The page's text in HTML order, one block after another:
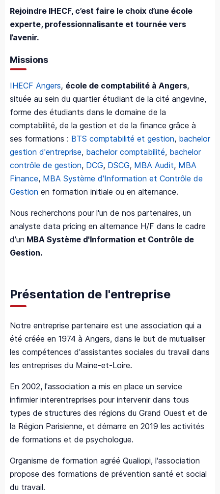
Rejoindre IHECF, c’est faire le choix d’une école
experte, professionnalisante et tournée vers
l’avenir.
Missions
IHECF Angers, école de comptabilité à Angers,
située au sein du quartier étudiant de la cité angevine,
forme des étudiants dans le domaine de la
comptabilité, de la gestion et de la finance grâce à
ses formations : BTS comptabilité et gestion, bachelor
gestion d'entreprise, bachelor comptabilité, bachelor
contrôle de gestion, DCG, DSCG, MBA Audit, MBA
Finance, MBA Système d'Information et Contrôle de
Gestion en formation initiale ou en alternance.
Nous recherchons pour l'un de nos partenaires, un
analyste data pricing en alternance H/F dans le cadre
d'un MBA Système d'Information et Contrôle de
Gestion.
Présentation de l'entreprise
Notre entreprise partenaire est une association qui a
été créée en 1974 à Angers, dans le but de mutualiser
les compétences d'assistantes sociales du travail dans
les entreprises du Maine-et-Loire.
En 2002, l'association a mis en place un service
infirmier interentreprises pour intervenir dans tous
types de structures des régions du Grand Ouest et de
la Région Parisienne, et démarre en 2019 les activités
de formations et de psychologue.
Organisme de formation agréé Qualiopi, l'association
propose des formations de prévention santé et social
du travail.